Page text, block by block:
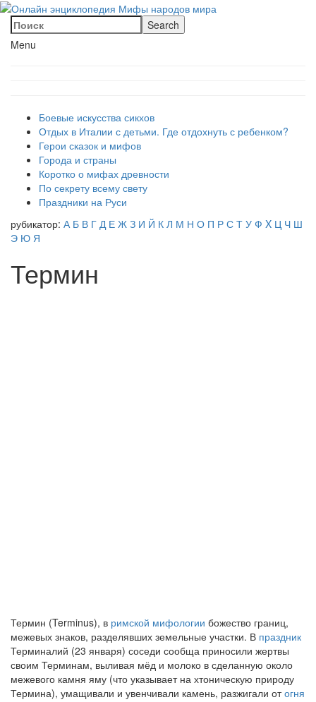
Menu
Боевые искусства сикхов
Отдых в Италии с детьми. Где отдохнуть с ребенком?
Герои сказок и мифов
Города и страны
Коротко о мифах древности
По секрету всему свету
Праздники на Руси
рубикатор: А Б В Г Д Е Ж З И Й К Л М Н О П Р С Т У Ф X Ц Ч Ш
Э Ю Я
Термин
Термин (Terminus), в римской мифологии божество границ,
межевых знаков, разделявших земельные участки. В праздник
Терминалий (23 января) соседи сообща приносили жертвы
своим Терминам, выливая мёд и молоко в сделанную около
межевого камня яму (что указывает на хтоническую природу
Термина), умащивали и увенчивали камень, разжигали отогня